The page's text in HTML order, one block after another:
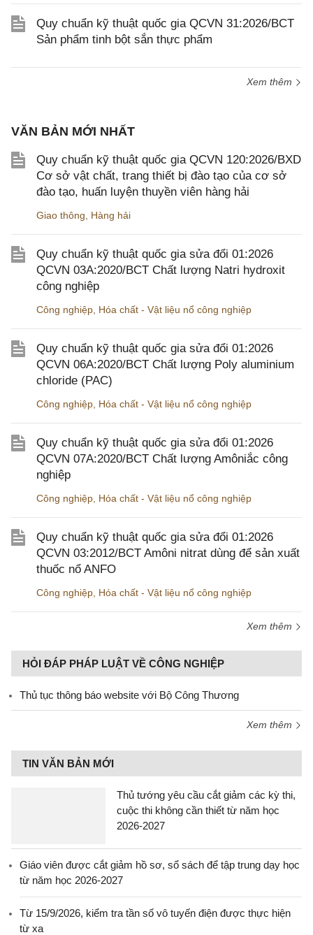
Quy chuẩn kỹ thuật quốc gia QCVN 31:2026/BCT
Sản phẩm tinh bột sắn thực phẩm
Xem thêm
VĂN BẢN MỚI NHẤT
Quy chuẩn kỹ thuật quốc gia QCVN 120:2026/BXD
Cơ sở vật chất, trang thiết bị đào tạo của cơ sở
đào tạo, huấn luyện thuyền viên hàng hải
Giao thông Hàng hải
Quy chuẩn kỹ thuật quốc gia sửa đổi 01:2026
QCVN 03A:2020/BCT Chất lượng Natri hydroxit
công nghiệp
Công nghiệp Hóa chất - Vật liệu nổ công nghiệp
Quy chuẩn kỹ thuật quốc gia sửa đổi 01:2026
QCVN 06A:2020/BCT Chất lượng Poly aluminium
chloride (PAC)
Công nghiệp Hóa chất - Vật liệu nổ công nghiệp
Quy chuẩn kỹ thuật quốc gia sửa đổi 01:2026
QCVN 07A:2020/BCT Chất lượng Amôniắc công
nghiệp
Công nghiệp Hóa chất - Vật liệu nổ công nghiệp
Quy chuẩn kỹ thuật quốc gia sửa đổi 01:2026
QCVN 03:2012/BCT Amôni nitrat dùng để sản xuất
thuốc nổ ANFO
Công nghiệp Hóa chất - Vật liệu nổ công nghiệp
Xem thêm
HỎI ĐÁP PHÁP LUẬT VỀ CÔNG NGHIỆP
Thủ tục thông báo website với Bộ Công Thương
Xem thêm
TIN VĂN BẢN MỚI
Thủ tướng yêu cầu cắt giảm các kỳ thi,
cuộc thi không cần thiết từ năm học
2026-2027
Giáo viên được cắt giảm hồ sơ, sổ sách để tập trung dạy học
từ năm học 2026-2027
Từ 15/9/2026, kiểm tra tần số vô tuyến điện được thực hiện
từ xa